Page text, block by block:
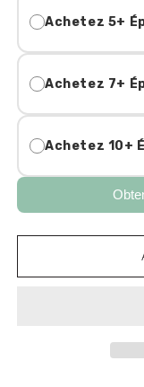
Achetez 5+
Achetez 7+
Achetez 10+